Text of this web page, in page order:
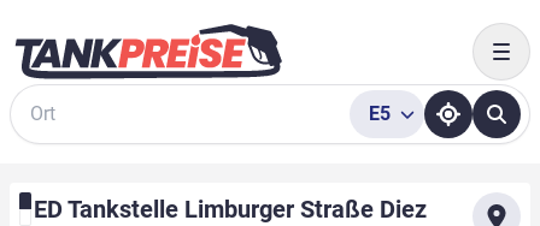
Suche
E5
ED Tankstelle Limburger Straße Diez